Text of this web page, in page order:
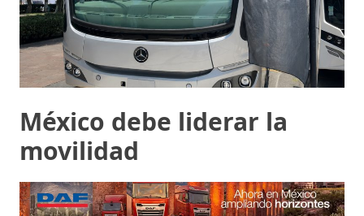
México debe liderar la
movilidad